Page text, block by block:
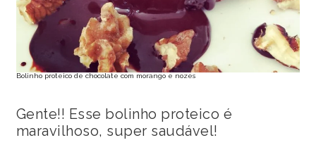
Bolinho proteico de chocolate com morango e nozes
Gente!! Esse bolinho proteico é
maravilhoso, super saudável!